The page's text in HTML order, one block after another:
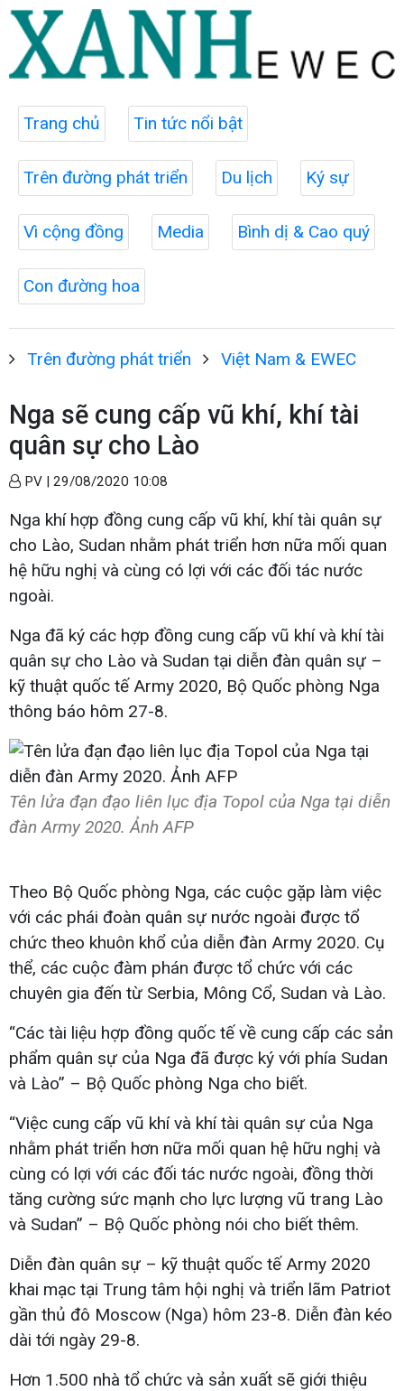
Trang chủ Tin tức nổi bật
Trên đường phát triển Du lịch Ký sự
Vì cộng đồng Media Bình dị & Cao quý
Con đường hoa
Trên đường phát triển Việt Nam & EWEC
Nga sẽ cung cấp vũ khí, khí tài
quân sự cho Lào
PV | 29/08/2020 10:08
Nga khí hợp đồng cung cấp vũ khí, khí tài quân sự
cho Lào, Sudan nhằm phát triển hơn nữa mối quan
hệ hữu nghị và cùng có lợi với các đối tác nước
ngoài.
Nga đã ký các hợp đồng cung cấp vũ khí và khí tài
quân sự cho Lào và Sudan tại diễn đàn quân sự –
kỹ thuật quốc tế Army 2020, Bộ Quốc phòng Nga
thông báo hôm 27-8.
Tên lửa đạn đạo liên lục địa Topol của Nga tại diễn
đàn Army 2020. Ảnh AFP
Theo Bộ Quốc phòng Nga, các cuộc gặp làm việc
với các phái đoàn quân sự nước ngoài được tổ
chức theo khuôn khổ của diễn đàn Army 2020. Cụ
thể, các cuộc đàm phán được tổ chức với các
chuyên gia đến từ Serbia, Mông Cổ, Sudan và Lào.
“Các tài liệu hợp đồng quốc tế về cung cấp các sản
phẩm quân sự của Nga đã được ký với phía Sudan
và Lào” – Bộ Quốc phòng Nga cho biết.
“Việc cung cấp vũ khí và khí tài quân sự của Nga
nhằm phát triển hơn nữa mối quan hệ hữu nghị và
cùng có lợi với các đối tác nước ngoài, đồng thời
tăng cường sức mạnh cho lực lượng vũ trang Lào
và Sudan” – Bộ Quốc phòng nói cho biết thêm.
Diễn đàn quân sự – kỹ thuật quốc tế Army 2020
khai mạc tại Trung tâm hội nghị và triển lãm Patriot
gần thủ đô Moscow (Nga) hôm 23-8. Diễn đàn kéo
dài tới ngày 29-8.
Hơn 1.500 nhà tổ chức và sản xuất sẽ giới thiệu